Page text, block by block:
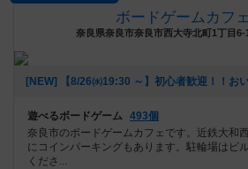
ボードゲームカフ
奈良県奈良市奈良市西大寺北町1丁目
遊べるボードゲーム 493個
奈良市のボードゲームカフェです。近鉄大和
にコインパーキングもあります。駐輪場はビ
くださ...